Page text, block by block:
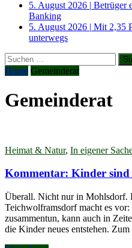
5. August 2026 | Betrüger
Banking
5. August 2026 | Mit 2,35
unterwegs
Suchen
nach:
Home Gemeinderat
Gemeinderat
Heimat & Natur, In eigener
Kommentar: Kinder
Überall. Nicht nur in Mohlsdorf.
Teichwolframsdorf macht es
zusammentun, kann auch in
die Kinder neues entstehen.